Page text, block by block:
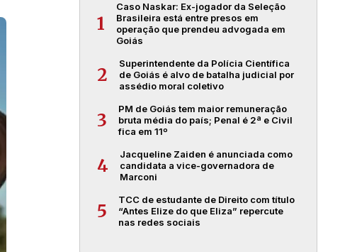
1
Caso Naskar: Ex-jogador da Seleção
Brasileira está entre presos em
operação que prendeu advogada em
Goiás
2
Superintendente da Polícia Científica
de Goiás é alvo de batalha judicial por
assédio moral coletivo
3
PM de Goiás tem maior remuneração
bruta média do país; Penal é 2ª e Civil
fica em 11º
4
Jacqueline Zaiden é anunciada como
candidata a vice-governadora de
Marconi
5
TCC de estudante de Direito com título
“Antes Elize do que Eliza” repercute
nas redes sociais